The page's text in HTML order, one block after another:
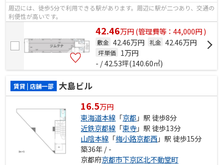
周辺には、徒歩5分で利用できる駅があります。周辺に駅が二つあり、交通の
利便性が高いです。
42.46万円(管理費等：44,000円 )
敷金 42.46万円 礼金 42.46万円
坪単価 1万円
- / 42.53坪(140.60㎡)
賃貸 | 店舗一部 大島ビル
16.5万円
東海道本線 「京都 」駅 徒歩8分
近鉄京都線 「東寺」駅 徒歩13分
山陰本線 「梅小路京都西」駅 徒歩15分
築36年 / -
京都府京都市下京区北不動堂町